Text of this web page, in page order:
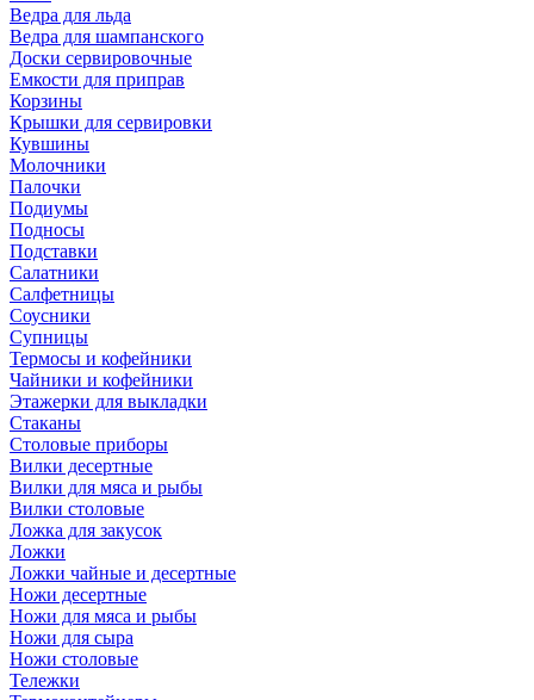
Ведра для льда
Ведра для шампанского
Доски сервировочные
Емкости для приправ
Корзины
Крышки для сервировки
Кувшины
Молочники
Палочки
Подиумы
Подносы
Подставки
Салатники
Салфетницы
Соусники
Супницы
Термосы и кофейники
Чайники и кофейники
Этажерки для выкладки
Стаканы
Столовые приборы
Вилки десертные
Вилки для мяса и рыбы
Вилки столовые
Ложка для закусок
Ложки
Ложки чайные и десертные
Ножи десертные
Ножи для мяса и рыбы
Ножи для сыра
Ножи столовые
Тележки